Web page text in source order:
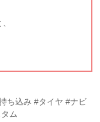
ち込み #タイヤ #ナビ
ム